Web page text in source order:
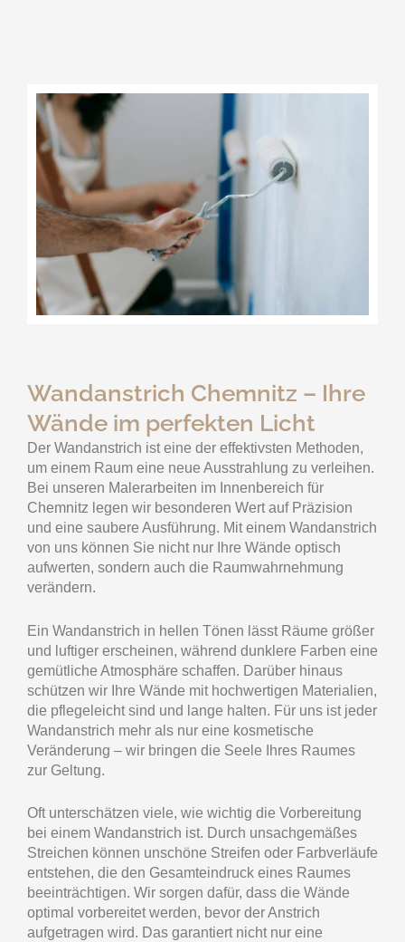
Wandanstrich Chemnitz – Ihre
Wände im perfekten Licht
Der Wandanstrich ist eine der effektivsten Methoden,
um einem Raum eine neue Ausstrahlung zu verleihen.
Bei unseren Malerarbeiten im Innenbereich für
Chemnitz legen wir besonderen Wert auf Präzision
und eine saubere Ausführung. Mit einem Wandanstrich
von uns können Sie nicht nur Ihre Wände optisch
aufwerten, sondern auch die Raumwahrnehmung
verändern.
Ein Wandanstrich in hellen Tönen lässt Räume größer
und luftiger erscheinen, während dunklere Farben eine
gemütliche Atmosphäre schaffen. Darüber hinaus
schützen wir Ihre Wände mit hochwertigen Materialien,
die pflegeleicht sind und lange halten. Für uns ist jeder
Wandanstrich mehr als nur eine kosmetische
Veränderung – wir bringen die Seele Ihres Raumes
zur Geltung.
Oft unterschätzen viele, wie wichtig die Vorbereitung
bei einem Wandanstrich ist. Durch unsachgemäßes
Streichen können unschöne Streifen oder Farbverläufe
entstehen, die den Gesamteindruck eines Raumes
beeinträchtigen. Wir sorgen dafür, dass die Wände
optimal vorbereitet werden, bevor der Anstrich
aufgetragen wird. Das garantiert nicht nur eine